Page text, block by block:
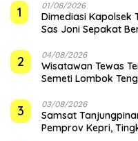
1 01/08/2026
Dimediasi Kapolsek
Sas Joni Sepakat
2 04/08/2026
Wisatawan Tewas
Semeti Lombok
3 03/08/2026
Samsat
Pemprov Kepri,